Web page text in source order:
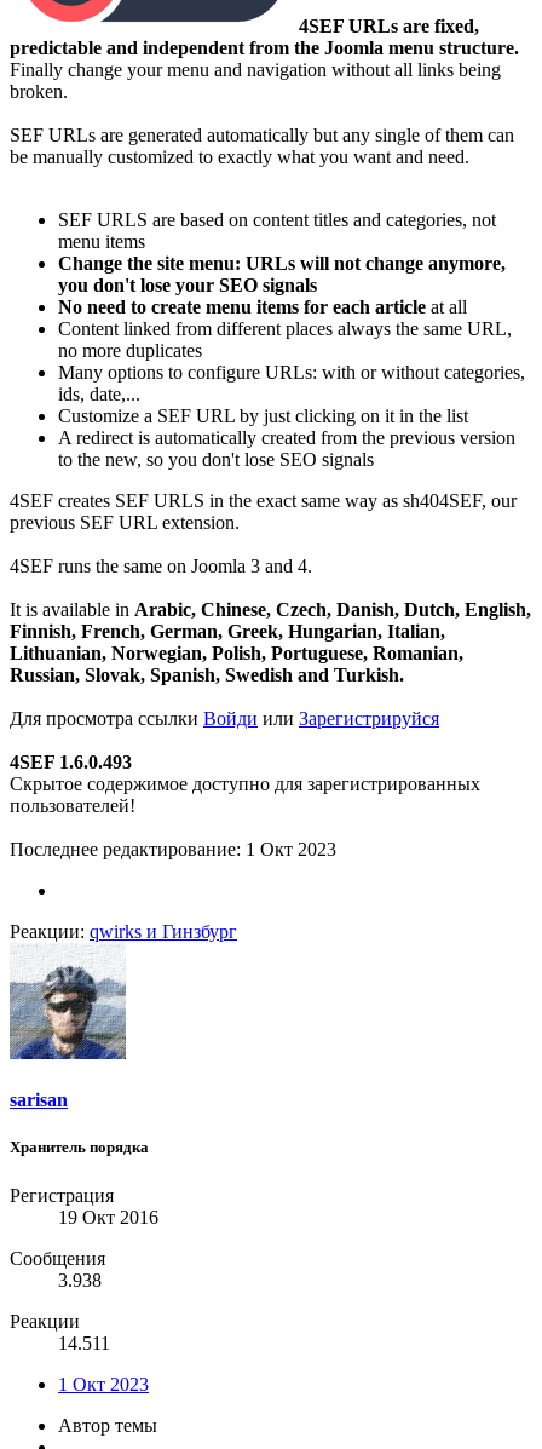
4SEF URLs are fixed,
predictable and independent from the Joomla menu structure.
Finally change your menu and navigation without all links being
broken.
SEF URLs are generated automatically but any single of them can
be manually customized to exactly what you want and need.
SEF URLS are based on content titles and categories, not
menu items
Change the site menu: URLs will not change anymore,
you don't lose your SEO signals
No need to create menu items for each article at all
Content linked from different places always the same URL,
no more duplicates
Many options to configure URLs: with or without categories,
ids, date,...
Customize a SEF URL by just clicking on it in the list
A redirect is automatically created from the previous version
to the new, so you don't lose SEO signals
4SEF creates SEF URLS in the exact same way as sh404SEF, our
previous SEF URL extension.
4SEF runs the same on Joomla 3 and 4.
It is available in Arabic, Chinese, Czech, Danish, Dutch, English,
Finnish, French, German, Greek, Hungarian, Italian,
Lithuanian, Norwegian, Polish, Portuguese, Romanian,
Russian, Slovak, Spanish, Swedish and Turkish.
Для просмотра ссылки Войди или Зарегистрируйся
4SEF 1.6.0.493
Скрытое содержимое доступно для зарегистрированных
пользователей!
Последнее редактирование: 1 Окт 2023
Реакции: qwirks и Гинзбург
sarisan
Хранитель порядка
Регистрация
19 Окт 2016
Сообщения
3.938
Реакции
14.511
1 Окт 2023
Автор темы